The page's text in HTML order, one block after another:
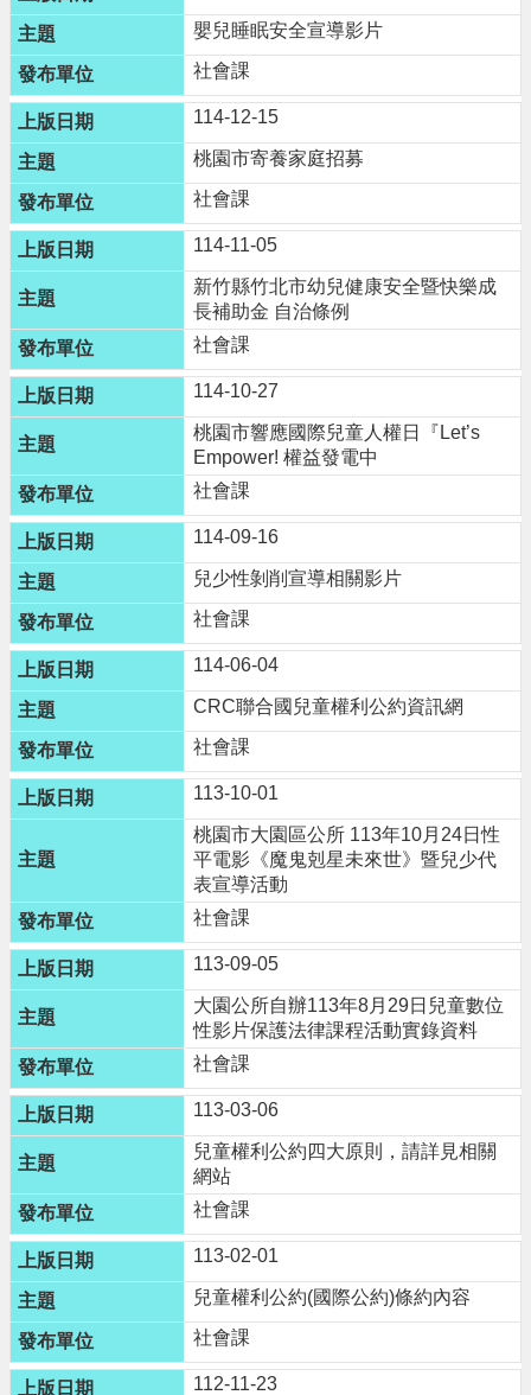
申
請
市
民
卡
進
階
搜
尋
大
園
區
紹
訊
息
公
告
生
活
便
民
資
訊
機
關
通
訊
錄
相
關
資
料
回
首
頁
網
站
導
覽
市
嬰兒睡眠安全宣導影片
社會課
114-12-15
桃園市寄養家庭招募
社會課
114-11-05
新竹縣竹北市幼兒健康安全暨快樂成
長補助金 自治條例
社會課
114-10-27
桃園市響應國際兒童人權日『Let’s
Empower! 權益發電中
社會課
114-09-16
兒少性剝削宣導相關影片
社會課
114-06-04
CRC聯合國兒童權利公約資訊網
社會課
113-10-01
桃園市大園區公所 113年10月24日性
平電影《魔鬼剋星未來世》暨兒少代
表宣導活動
社會課
113-09-05
大園公所自辦113年8月29日兒童數位
性影片保護法律課程活動實錄資料
社會課
113-03-06
兒童權利公約四大原則，請詳見相關
網站
社會課
113-02-01
兒童權利公約(國際公約)條約內容
社會課
112-11-23